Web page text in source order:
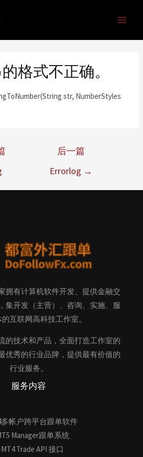
格式不正确。
str, NumberStyles
后一篇
Errorlog →
拥有计算机软件开发、提供金融交
集开发（主营）、咨询、实施、服
互联网高科技工作室。
的技术和产品，全面打造工作室的
优秀的行业品牌，提供最有价值的
行业服务。
服务内容
帐户跨平台跟单软件
Manager跟单系统
Trade API 接口